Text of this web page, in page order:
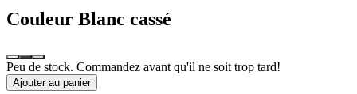
Couleur Blanc cassé
Peu de stock. Commandez avant qu'il ne soit trop tard!
Ajouter au panier